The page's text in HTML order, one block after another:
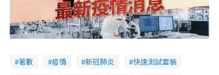
著數 疫情 新冠肺炎
快速測試套裝